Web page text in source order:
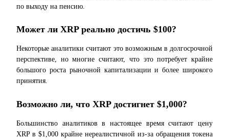
по выходу на пенсию.
Может ли XRP реально достичь $100?
Некоторые аналитики считают это возможным в долгосрочной
перспективе, но многие считают, что это потребует крайне
большого роста рыночной капитализации и более широкого
принятия.
Возможно ли, что XRP достигнет $1,000?
Большинство аналитиков в настоящее время считают цену
XRP в $1,000 крайне нереалистичной из-за обращения токена